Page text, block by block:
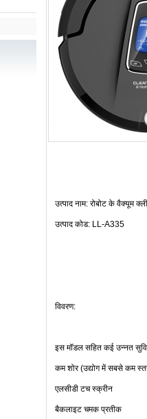
उत्पाद नाम: रोबोट के वैक्यूम
उत्पाद कोड:LL-A335
विवरण:
इस मॉडल सहित कई उन्नत
कम शोर(उद्योग में सबसे कम
एलसीडी टच स्क्रीन
बैकलाइट चमक प्रतीक